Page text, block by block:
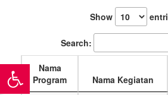
Show
Search:
Nama
Program
Nama Kegiatan